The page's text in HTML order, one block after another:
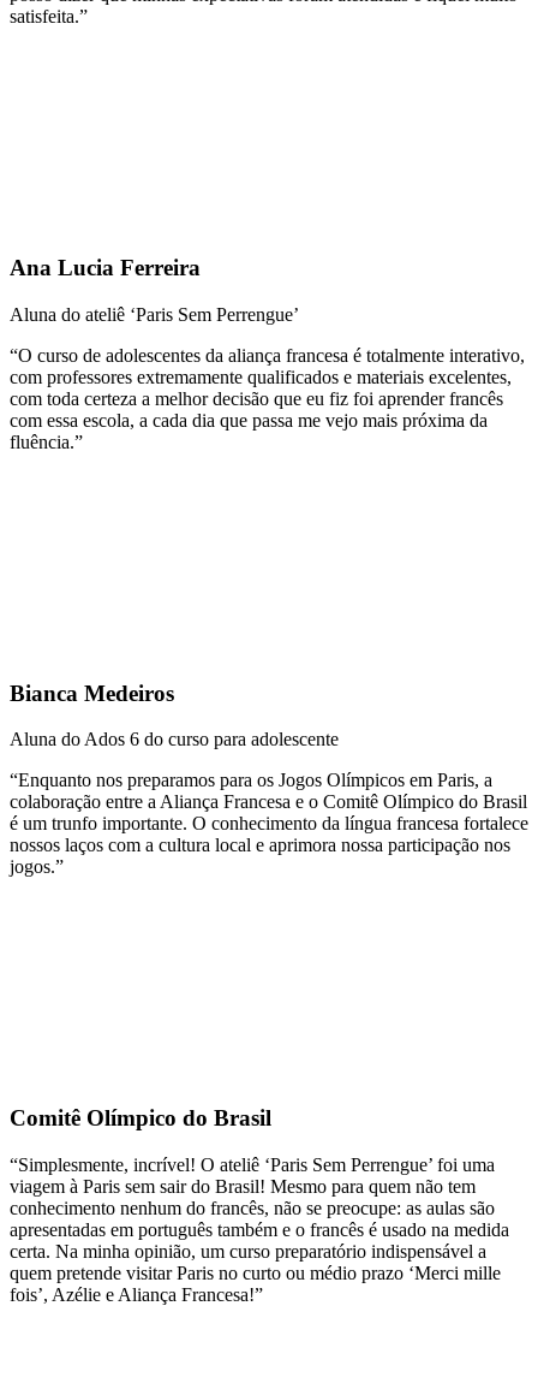
satisfeita.”
Ana Lucia Ferreira
Aluna do ateliê ‘Paris Sem Perrengue’
“O curso de adolescentes da aliança francesa é totalmente interativo,
com professores extremamente qualificados e materiais excelentes,
com toda certeza a melhor decisão que eu fiz foi aprender francês
com essa escola, a cada dia que passa me vejo mais próxima da
fluência.”
Bianca Medeiros
Aluna do Ados 6 do curso para adolescente
“Enquanto nos preparamos para os Jogos Olímpicos em Paris, a
colaboração entre a Aliança Francesa e o Comitê Olímpico do Brasil
é um trunfo importante. O conhecimento da língua francesa fortalece
nossos laços com a cultura local e aprimora nossa participação nos
jogos.”
Comitê Olímpico do Brasil
“Simplesmente, incrível! O ateliê ‘Paris Sem Perrengue’ foi uma
viagem à Paris sem sair do Brasil! Mesmo para quem não tem
conhecimento nenhum do francês, não se preocupe: as aulas são
apresentadas em português também e o francês é usado na medida
certa. Na minha opinião, um curso preparatório indispensável a
quem pretende visitar Paris no curto ou médio prazo ‘Merci mille
fois’, Azélie e Aliança Francesa!”